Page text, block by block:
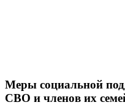
Меры социальной
СВО и членов их